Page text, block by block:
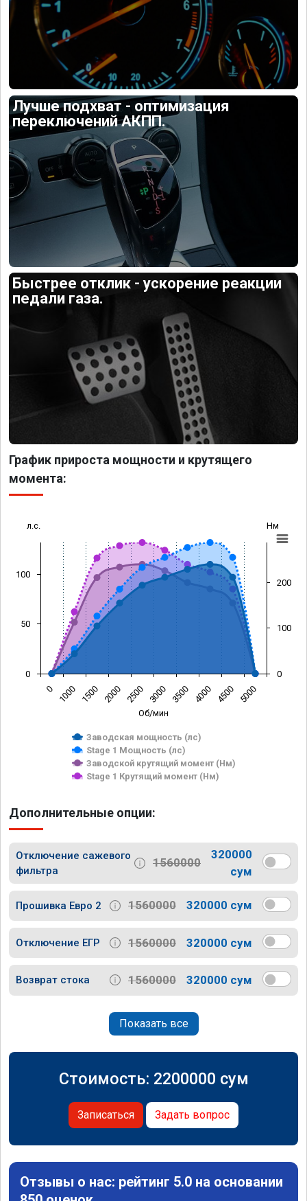
Лучше подхват - оптимизация
переключений АКПП.
Быстрее отклик - ускорение реакции
педали газа.
График прироста мощности и крутящего
момента:
Об/мин
л.с. Нм
Заводская мощность (лс)
Stage 1 Мощность (лс)
Заводской крутящий момент (Нм)
Stage 1 Крутящий момент (Нм)
0 1000 1500 2000 2500 3000 3500 4000 4500 5000
0
50
100
0
100
200
Дополнительные опции:
Отключение сажевого
фильтра
1560000
320000
сум
Прошивка Евро 2 1560000 320000 сум
Отключение ЕГР 1560000 320000 сум
Возврат стока 1560000 320000 сум
Показать все
Стоимость: 2200000 сум
Записаться Задать вопрос
Отзывы о нас: рейтинг 5.0 на основании